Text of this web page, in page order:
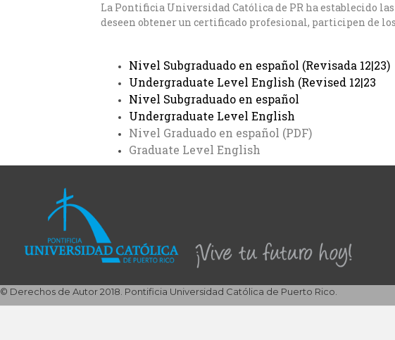
La Pontificia Universidad Católica de PR ha establecido
deseen obtener un certificado profesional, participen de
Nivel Subgraduado en español (Revisada 12|23)
Undergraduate Level English (Revised 12|23
Nivel Subgraduado en español
Undergraduate Level English
Nivel Graduado en español (PDF)
Graduate Level English
© Derechos de Autor 2018. Pontificia Universidad Católica de Puerto Rico.